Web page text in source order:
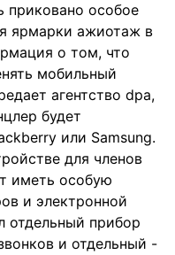
приковано особое
ярмарки ажиотаж в
о том, что
мобильный
агентство dpa,
будет
или Samsung.
для членов
иметь особую
и электронной
отдельный прибор
и отдельный -